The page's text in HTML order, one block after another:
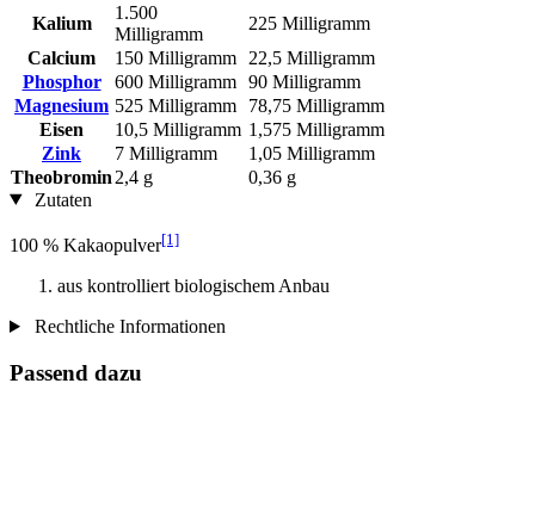
Kalium
1.500
Milligramm
225 Milligramm
Calcium
150 Milligramm
22,5 Milligramm
Phosphor
600 Milligramm 90 Milligramm
Magnesium 525 Milligramm
78,75 Milligramm
Eisen
10,5 Milligramm 1,575 Milligramm
Zink
7 Milligramm
1,05 Milligramm
Theobromin 2,4 g
0,36 g
Zutaten
100 % Kakaopulver[1]
aus kontrolliert biologischem Anbau
Rechtliche Informationen
Passend dazu